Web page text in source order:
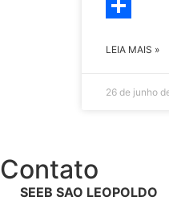
Twitter
LEIA MAIS »
26 de junho
Contato
SEEB SAO LEOPOLDO